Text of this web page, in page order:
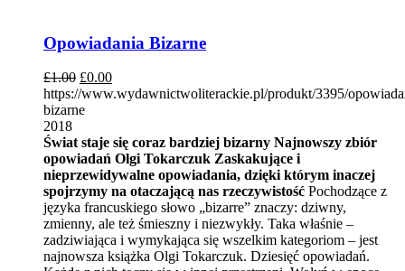
Opowiadania Bizarne
£1.00 £0.00
https://www.wydawnictwoliterackie.pl/produkt/3395/
bizarne
2018
Świat staje się coraz bardziej bizarny Najnowszy zbiór
opowiadań Olgi Tokarczuk Zaskakujące i
nieprzewidywalne opowiadania, dzięki którym inaczej
spojrzymy na otaczającą nas rzeczywistość Pochodzące z
języka francuskiego słowo „bizarre” znaczy: dziwny,
zmienny, ale też śmieszny i niezwykły. Taka właśnie –
zadziwiająca i wymykająca się wszelkim kategoriom – jest
najnowsza książka Olgi Tokarczuk. Dziesięć opowiadań.